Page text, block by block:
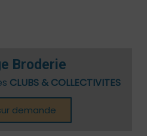
Broderie
CLUBS & COLLECTIVITES
demande